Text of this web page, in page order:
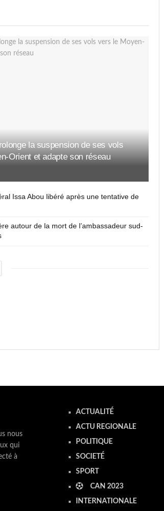
la suspension de ses vols
Orient et adapte son réseau
Issa Abou libéré après une tentative de
autour de la mort de l’ambassadeur sud-
nous
qui
à
ACTUALITÉ
ACTU REGIONALE
POLITIQUE
SOCIETÉ
SPORT
CAN 2023
INTERNATIONALE